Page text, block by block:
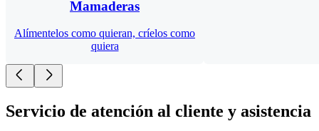
Mamaderas
Alímentelos como quieran, críelos como
quiera
Servicio de atención al cliente y asistencia